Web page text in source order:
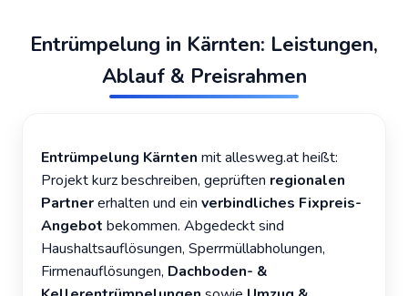
Entrümpelung in Kärnten: Leistungen,
Ablauf & Preisrahmen
Entrümpelung Kärnten mit allesweg.at heißt:
Projekt kurz beschreiben, geprüften regionalen
Partnererhalten und ein verbindliches Fixpreis-
Angebot bekommen. Abgedeckt sind
Haushaltsauflösungen, Sperrmüllabholungen,
Firmenauflösungen, Dachboden- &